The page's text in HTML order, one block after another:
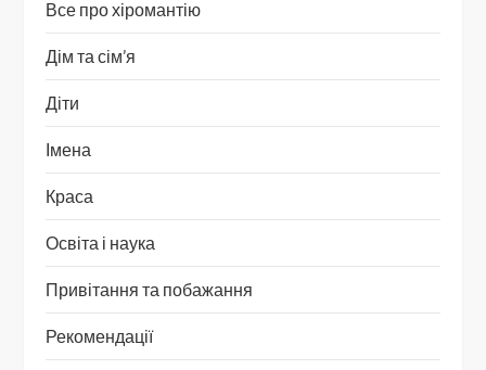
Все про хіромантію
Дім та сім’я
Діти
Імена
Краса
Освіта і наука
Привітання та побажання
Рекомендації